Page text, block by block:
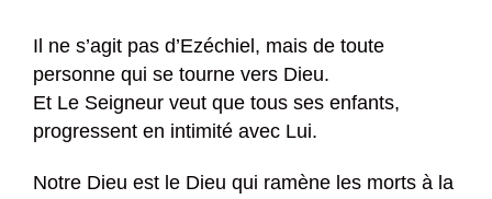
Il ne s’agit pas d’Ezéchiel, mais de toute
personne qui se tourne vers Dieu.
Et Le Seigneur veut que tous ses enfants,
progressent en intimité avec Lui.
Notre Dieu est le Dieu qui ramène les morts à la